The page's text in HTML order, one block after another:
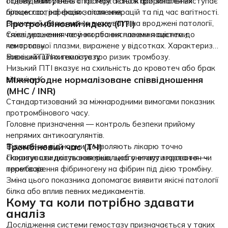
білком гострої фази запалення.
процессах, інфекціях, після операцій та під час вагітності.
Знижений рівень може вказувати на вроджені патології,
тяжкі ураження печінки або виснаження системи
гемостазу.
Протромбіновий індекс (ПТІ)
Співвідношення часу згортання плазми пацієнта до
контрольної плазми, виражене у відсотках. Характеризує
зовнішній шлях гемостазу.
Високий ПТІ сигналізує про ризик тромбозу.
Низький ПТІ вказує на схильність до кровотеч або брак
вітаміну K.
Міжнародне нормалізоване співвідношення
(МНС / INR)
Стандартизований за міжнародними вимогами показник
протромбінового часу.
Головне призначення — контроль безпеки прийому
непрямих антикоагулянтів.
Відхилення від норми дозволяють лікарю точно
скоригувати дозування ліків, щоб уникнути кровотеч чи
тромбозів.
Тромбіновий час (ТЧ)
Показує швидкість завершального етапу згортання —
перетворення фібриногену на фібрин під дією тромбіну.
Зміна цього показника допомагає виявити якісні патології
білка або вплив певних медикаментів.
Кому та коли потрібно здавати
аналіз
Дослідження системи гемостазу призначається у таких